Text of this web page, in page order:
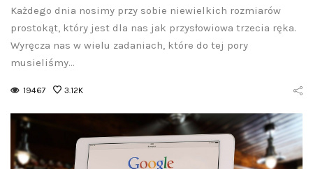
Każdego dnia nosimy przy sobie niewielkich rozmiarów
prostokąt, który jest dla nas jak przysłowiowa trzecia ręka.
Wyręcza nas w wielu zadaniach, które do tej pory
musieliśmy…
19467 3.12K